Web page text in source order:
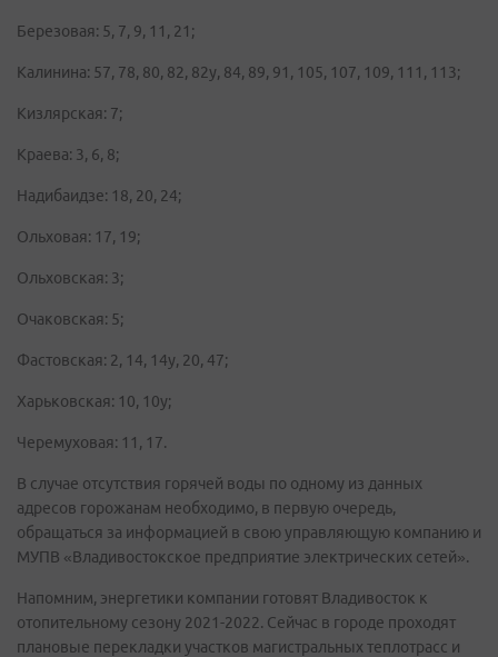
Березовая: 5, 7, 9, 11, 21;
Калинина: 57, 78, 80, 82, 82у, 84, 89, 91, 105, 107, 109, 111, 113;
Кизлярская: 7;
Краева: 3, 6, 8;
Надибаидзе: 18, 20, 24;
Ольховая: 17, 19;
Ольховская: 3;
Очаковская: 5;
Фастовская: 2, 14, 14у, 20, 47;
Харьковская: 10, 10у;
Черемуховая: 11, 17.
В случае отсутствия горячей воды по одному из данных
адресов горожанам необходимо, в первую очередь,
обращаться за информацией в свою управляющую компанию и
МУПВ «Владивостокское предприятие электрических сетей».
Напомним, энергетики компании готовят Владивосток к
отопительному сезону 2021-2022. Сейчас в городе проходят
плановые перекладки участков магистральных теплотрасс и